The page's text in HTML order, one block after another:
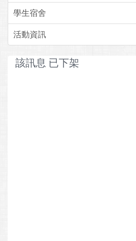
學生宿舍
活動資訊
該訊息 已下架